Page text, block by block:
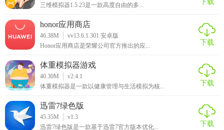
三维模拟器1.5.23是一款高度自由的多...
下载
honor应用商店
46.38M
vv13.6.1.301 安卓版
Honor应用商店是荣耀公司官方推出的应...
下载
体重模拟器游戏
40.30M
v2.4.1
体重模拟器是一款以健康管理与生活模拟为核...
下载
迅雷7绿色版
45.35M
v1.3
迅雷7绿色版是一款基于迅雷7官方版本优化...
下载